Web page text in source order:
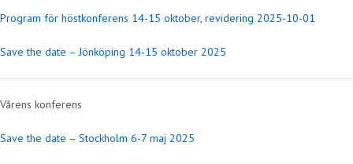
Program för höstkonferens 14-15 oktober, revidering 2025-10-01
Save the date – Jönköping 14-15 oktober 2025
Vårens konferens
Save the date – Stockholm 6-7 maj 2025